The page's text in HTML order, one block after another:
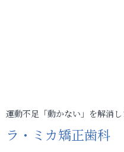
運動不足「動かない」を解消し
ラ・ミカ矯正歯科